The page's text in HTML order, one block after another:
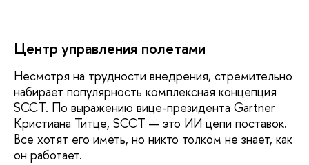
Центр управления полетами
Несмотря на трудности внедрения, стремительно
набирает популярность комплексная концепция
SCCT. По выражению вице-президента Gartner
Кристиана Титце, SCCT — это ИИ цепи поставок.
Все хотят его иметь, но никто толком не знает, как
он работает.